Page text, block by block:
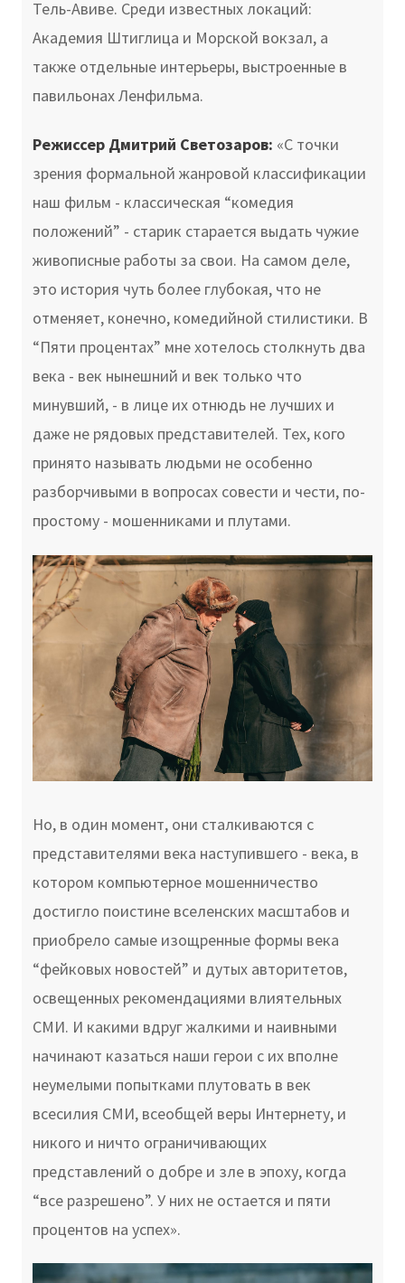
Тель-Авиве. Среди известных локаций:
Академия Штиглица и Морской вокзал, а
также отдельные интерьеры, выстроенные в
павильонах Ленфильма.
Режиссер Дмитрий Светозаров: «С точки
зрения формальной жанровой классификации
наш фильм - классическая “комедия
положений” - старик старается выдать чужие
живописные работы за свои. На самом деле,
это история чуть более глубокая, что не
отменяет, конечно, комедийной стилистики. В
“Пяти процентах” мне хотелось столкнуть два
века - век нынешний и век только что
минувший, - в лице их отнюдь не лучших и
даже не рядовых представителей. Тех, кого
принято называть людьми не особенно
разборчивыми в вопросах совести и чести, по-
простому - мошенниками и плутами.
Но, в один момент, они сталкиваются с
представителями века наступившего - века, в
котором компьютерное мошенничество
достигло поистине вселенских масштабов и
приобрело самые изощренные формы века
“фейковых новостей” и дутых авторитетов,
освещенных рекомендациями влиятельных
СМИ. И какими вдруг жалкими и наивными
начинают казаться наши герои с их вполне
неумелыми попытками плутовать в век
всесилия СМИ, всеобщей веры Интернету, и
никого и ничто ограничивающих
представлений о добре и зле в эпоху, когда
“все разрешено”. У них не остается и пяти
процентов на успех».